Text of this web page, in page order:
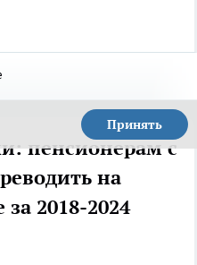
Принять
пенсионерам с
на
2018-2024